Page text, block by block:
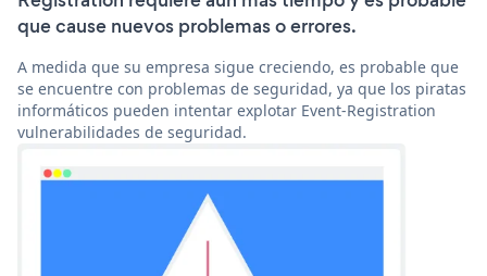
que cause nuevos problemas o errores.
A medida que su empresa sigue creciendo, es probable que
se encuentre con problemas de seguridad, ya que los piratas
informáticos pueden intentar explotar Event-Registration
vulnerabilidades de seguridad.